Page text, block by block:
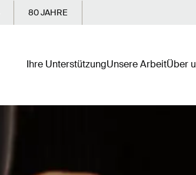
80 JAHRE
Ihre UnterstützungUnsere ArbeitÜber